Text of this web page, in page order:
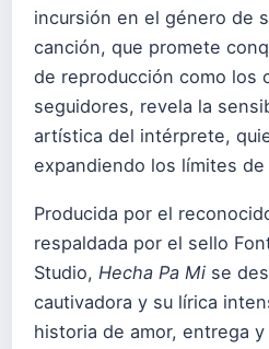
incursión en el género de
canción, que promete
de reproducción como los
seguidores, revela la
artística del intérprete,
expandiendo los límites
Producida por el
respaldada por el sello
Studio, Hecha Pa Mi se
cautivadora y su lírica
historia de amor, entrega